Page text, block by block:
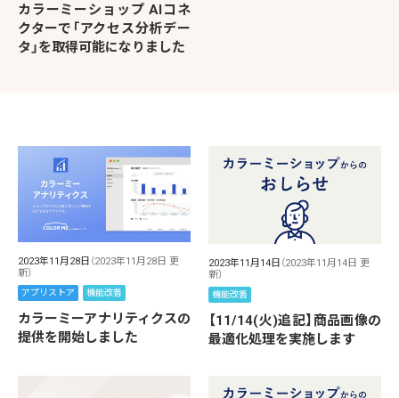
カラーミーショップ AIコネ
クターで「アクセス分析デー
タ」を取得可能になりました
2023年11月28日 （2023年11月28日 更
新）
アプリストア 機能改善
カラーミーアナリティクスの
提供を開始しました
2023年11月14日 （2023年11月14日 更
新）
機能改善
【11/14(火)追記】商品画像の
最適化処理を実施します